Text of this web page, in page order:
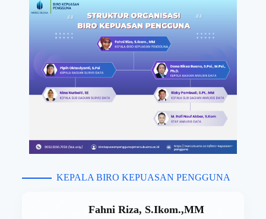
KEPALA BIRO KEPUASAN PENGGUNA
Fahni Riza, S.Ikom.,MM